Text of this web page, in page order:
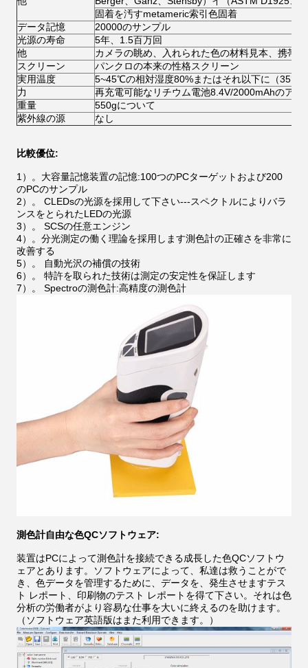
固着を汚すmetameric索引色固着
データ記憶
20000のサンプル
光源の寿命
5年、1.5百万回
他
カメラの眺め、入れられた色の材料見本、携帯
スクリーン
パンクロの本来の性格スクリーン
実用温度
5~45℃の相対湿度80%またはそれ以下に（35°C
力
再充電可能なリチウム電池8.4V/2000mAhのアダ
重量
550gについて
紫外線の源
なし
比較優位:
1）。 大容量記憶装置の記憶:100つのPCターゲットおよび200
のPCのサンプル
2）。 CLEDsの光源を採用して下さい---スペクトルによりバラ
ンスをとられたLEDの光源
3）。 SCSの任意エンジン
4）。 分光測定の働く理論を採用します測色計の正確さを非常に
改善する
5）。
自動光沢の補償の技術
6）。 特許を取られた技術は測定の安定性を保証します
7）。 Spectroの測色計:高精度の測色計
測色計自由な色QCソフトウェア:
装置はPCによって測色計を接続できる成長した色QCソフトウ
ェアとあります。ソフトウェアによって、私達は救うことがで
き、色データを管理するために、データを、発生させますテス
ト レポート、印刷物のテスト レポートを得て下さい。それは色
分析の労働者がより容易な仕事を大いに終えるのを助けます。
（ソフトウェア英語版はまた利用できます。）